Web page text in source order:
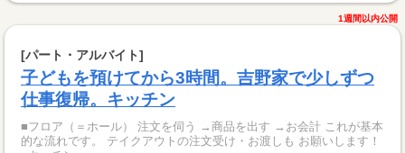
1週間以内公開
[パート・アルバイト]
子どもを預けてから3時間。吉野家で少しずつ
仕事復帰。キッチン
■フロア（＝ホール） 注文を伺う →商品を出す →お会計 これが基本
的な流れです。 テイクアウトの注文受け・お渡しも お願いします！